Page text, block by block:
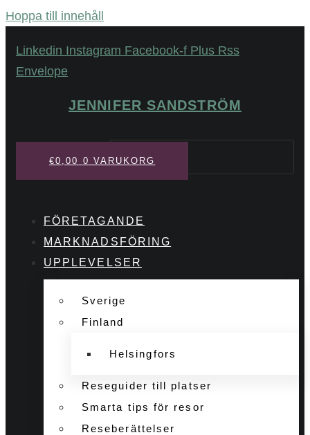
Hoppa till innehåll
Linkedin Instagram Facebook-f Plus Rss
Envelope
JENNIFER SANDSTRÖM
Sök
€0,00 0 VARUKORG
FÖRETAGANDE
MARKNADSFÖRING
UPPLEVELSER
Sverige
Finland
Helsingfors
Reseguider till platser
Smarta tips för resor
Reseberättelser